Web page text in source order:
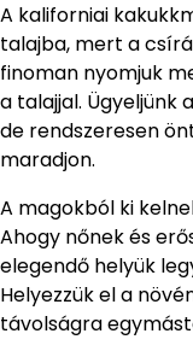
A kaliforniai
talajba, mert a
finoman nyomjuk
a talajjal. Ügyeljünk
de rendszeresen
maradjon.
A magokból ki
Ahogy nőnek és
elegendő helyük
Helyezzük el a
távolságra